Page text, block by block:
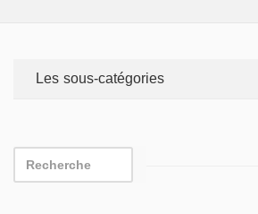
Les sous-catégories